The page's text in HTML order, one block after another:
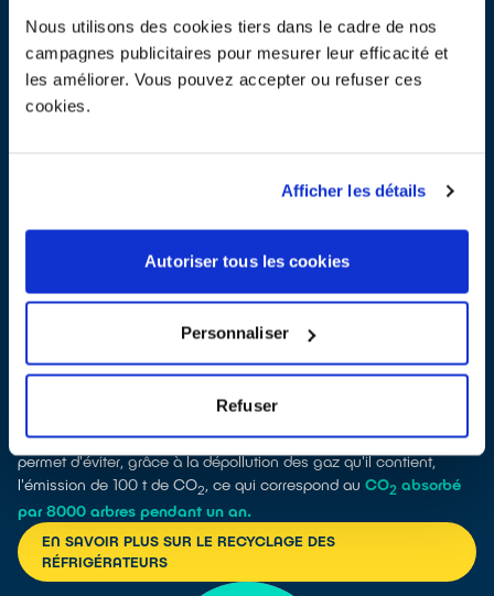
Nous utilisons des cookies tiers dans le cadre de nos
campagnes publicitaires pour mesurer leur efficacité et
les améliorer. Vous pouvez accepter ou refuser ces
cookies.
Afficher les détails
Autoriser tous les cookies
Personnaliser
Refuser
Aspirateur
Si comme vous 100 personnes rapportent leur aspirateur, cela
permet d'éviter, grâce au recyclage des matériaux, l'émission de
Si comme vous 100 personnes rapportent leur réfrigérateur, cela
permet d'éviter, grâce à la dépollution des gaz qu'il contient,
l'émission de 100 t de CO2 , ce qui correspond au CO2 absorbé
par 8000 arbres pendant un an.
EN SAVOIR PLUS SUR LE RECYCLAGE DES
RÉFRIGÉRATEURS